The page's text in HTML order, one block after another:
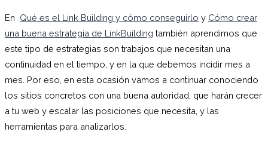
En Qué es el Link Building y cómo conseguirlo y Cómo crear
una buena estrategia de LinkBuilding también aprendimos que
este tipo de estrategias son trabajos que necesitan una
continuidad en el tiempo, y en la que debemos incidir mes a
mes. Por eso, en esta ocasión vamos a continuar conociendo
los sitios concretos con una buena autoridad, que harán crecer
a tu web y escalar las posiciones que necesita, y las
herramientas para analizarlos.